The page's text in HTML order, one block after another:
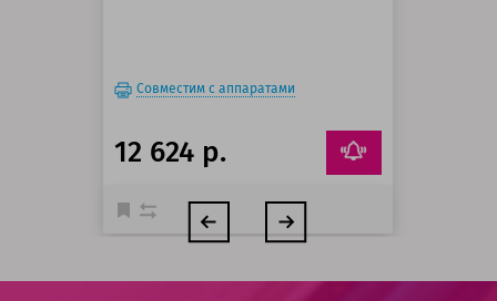
Совместим с аппаратами
12 624 р.